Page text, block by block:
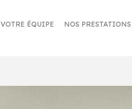
VOTRE ÉQUIPE NOS PRESTATIONS